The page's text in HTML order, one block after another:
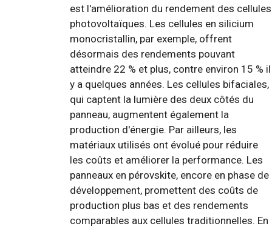
est l'amélioration du rendement des cellules
photovoltaïques. Les cellules en silicium
monocristallin, par exemple, offrent
désormais des rendements pouvant
atteindre 22 % et plus, contre environ 15 % il
y a quelques années. Les cellules bifaciales,
qui captent la lumière des deux côtés du
panneau, augmentent également la
production d'énergie. Par ailleurs, les
matériaux utilisés ont évolué pour réduire
les coûts et améliorer la performance. Les
panneaux en pérovskite, encore en phase de
développement, promettent des coûts de
production plus bas et des rendements
comparables aux cellules traditionnelles. En